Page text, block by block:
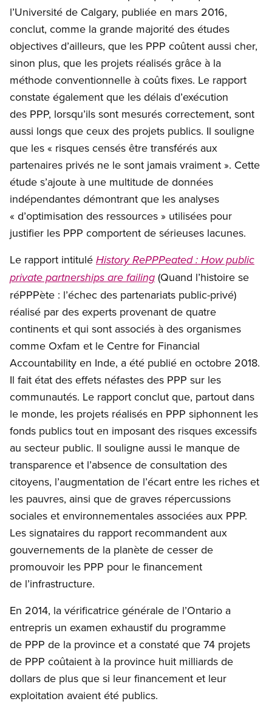
l’Université de Calgary, publiée en mars 2016,
conclut, comme la grande majorité des études
objectives d’ailleurs, que les PPP coûtent aussi cher,
sinon plus, que les projets réalisés grâce à la
méthode conventionnelle à coûts fixes. Le rapport
constate également que les délais d’exécution
des PPP, lorsqu’ils sont mesurés correctement, sont
aussi longs que ceux des projets publics. Il souligne
que les « risques censés être transférés aux
partenaires privés ne le sont jamais vraiment ». Cette
étude s’ajoute à une multitude de données
indépendantes démontrant que les analyses
« d’optimisation des ressources » utilisées pour
justifier les PPP comportent de sérieuses lacunes.
Le rapport intitulé History RePPPeated : How public
private partnerships are failing (Quand l’histoire se
réPPPète : l’échec des partenariats public-privé)
réalisé par des experts provenant de quatre
continents et qui sont associés à des organismes
comme Oxfam et le Centre for Financial
Accountability en Inde, a été publié en octobre 2018.
Il fait état des effets néfastes des PPP sur les
communautés. Le rapport conclut que, partout dans
le monde, les projets réalisés en PPP siphonnent les
fonds publics tout en imposant des risques excessifs
au secteur public. Il souligne aussi le manque de
transparence et l’absence de consultation des
citoyens, l’augmentation de l’écart entre les riches et
les pauvres, ainsi que de graves répercussions
sociales et environnementales associées aux PPP.
Les signataires du rapport recommandent aux
gouvernements de la planète de cesser de
promouvoir les PPP pour le financement
de l’infrastructure.
En 2014, la vérificatrice générale de l’Ontario a
entrepris un examen exhaustif du programme
de PPP de la province et a constaté que 74 projets
de PPP coûtaient à la province huit milliards de
dollars de plus que si leur financement et leur
exploitation avaient été publics.